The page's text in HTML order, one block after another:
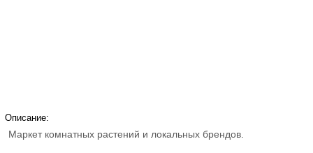
Описание:
Маркет комнатных растений и локальных брендов.